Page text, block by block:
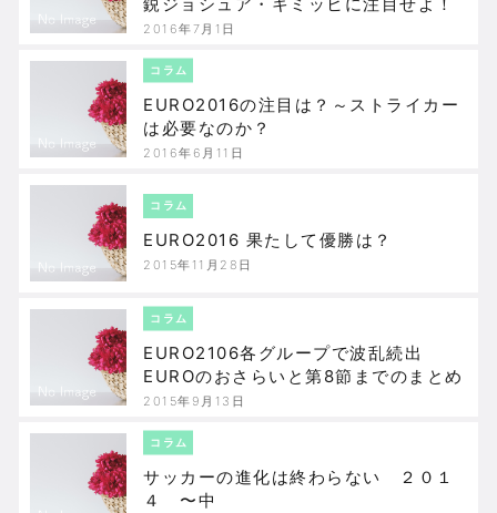
2016年7月1日
コラム
EURO2016の注目は？～ストライカー
は必要なのか？
2016年6月11日
コラム
EURO2016 果たして優勝は？
2015年11月28日
コラム
EURO2106各グループで波乱続出
EUROのおさらいと第8節までのまとめ
2015年9月13日
コラム
サッカーの進化は終わらない ２０１
４ 〜中